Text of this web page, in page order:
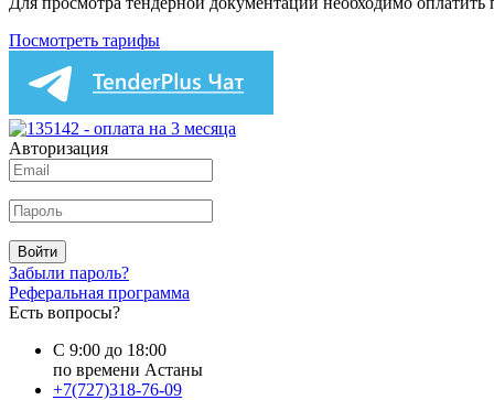
Посмотреть тарифы
Авторизация
Войти
Забыли пароль?
Реферальная программа
Есть вопросы?
С 9:00 до 18:00
по времени Астаны
+7(727)318-76-09